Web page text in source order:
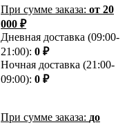
При сумме заказа: от 20
000 ₽
Дневная доставка (09:00-
21:00): 0 ₽
Ночная доставка (21:00-
09:00): 0 ₽
При сумме заказа: до